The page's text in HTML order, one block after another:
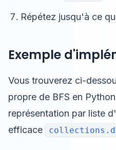
Répétez jusqu'à ce
Exemple
Vous trouverez ci-
propre de BFS en
représentation par liste
efficace